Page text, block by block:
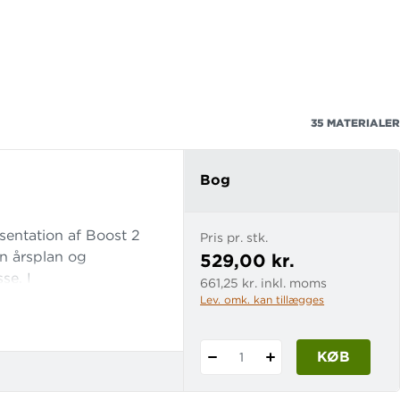
35 MATERIALER
af Boost 2
årsplan og
I
lege og
Bog
Pris pr. stk.
529,00 kr.
661,25 kr. inkl. moms
Lev. omk. kan tillægges
1 KØB